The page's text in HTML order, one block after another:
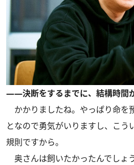
――決断をするまでに、結構時間
かかりましたね。やっぱり命を
となので勇気がいりますし、こう
規則ですから。
奥さんは飼いたかったんでしょ